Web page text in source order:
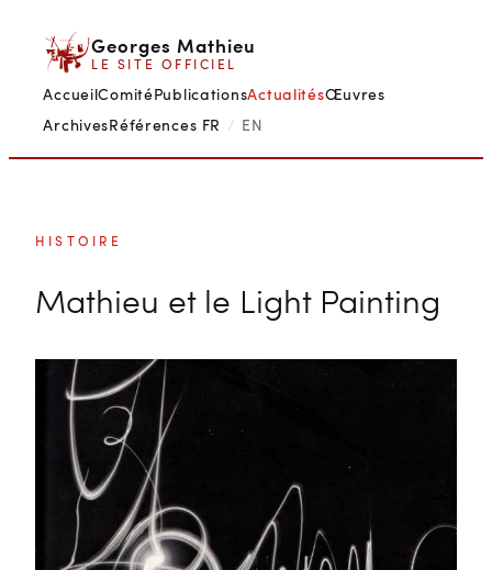
contenu
Georges Mathieu
LE SITE OFFICIEL
AccueilComitéPublicationsActualitésŒuvres
ArchivesRéférences FR / EN
HISTOIRE
Mathieu et le Light Painting